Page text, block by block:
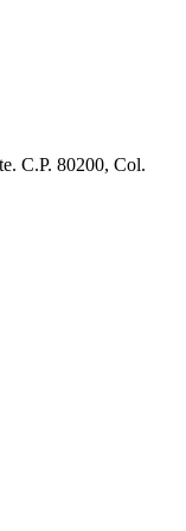
C.P. 80200, Col.